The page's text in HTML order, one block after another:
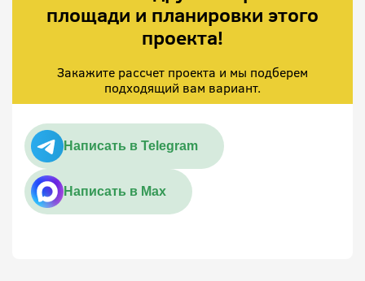
площади и планировки этого
проекта!
Закажите рассчет проекта и мы подберем
подходящий вам вариант.
Написать в Telegram
Написать в Max